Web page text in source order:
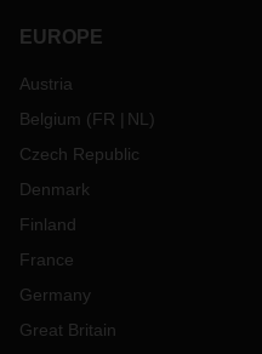
EUROPE
Austria
Belgium (FR NL )
Czech Republic
Denmark
Finland
France
Germany
Great Britain